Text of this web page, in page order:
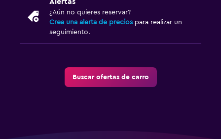
Alertas
¿Aún no quieres reservar?
Crea una alerta de precios para realizar un
seguimiento.
Buscar ofertas de carro